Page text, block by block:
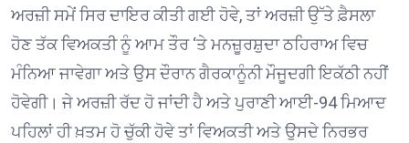
ਅਰਜ਼ੀ ਸਮੇਂ ਸਿਰ ਦਾਇਰ ਕੀਤੀ ਗਈ ਹੋਵੇ, ਤਾਂ ਅਰਜ਼ੀ ਉੱਤੇ ਫ਼ੈਸਲਾ
ਹੋਣ ਤੱਕ ਵਿਅਕਤੀ ਨੂੰ ਆਮ ਤੌਰ ‘ਤੇ ਮਨਜ਼ੂਰਸ਼ੁਦਾ ਠਹਿਰਾਅ ਵਿਚ
ਮੰਨਿਆ ਜਾਵੇਗਾ ਅਤੇ ਉਸ ਦੌਰਾਨ ਗੈਰਕਾਨੂੰਨੀ ਮੌਜੂਦਗੀ ਇਕੱਠੀ ਨਹੀਂ
ਹੋਵੇਗੀ। ਜੇ ਅਰਜ਼ੀ ਰੱਦ ਹੋ ਜਾਂਦੀ ਹੈ ਅਤੇ ਪੁਰਾਣੀ ਆਈ-94 ਮਿਆਦ
ਪਹਿਲਾਂ ਹੀ ਖ਼ਤਮ ਹੋ ਚੁੱਕੀ ਹੋਵੇ ਤਾਂ ਵਿਅਕਤੀ ਅਤੇ ਉਸਦੇ ਨਿਰਭਰ